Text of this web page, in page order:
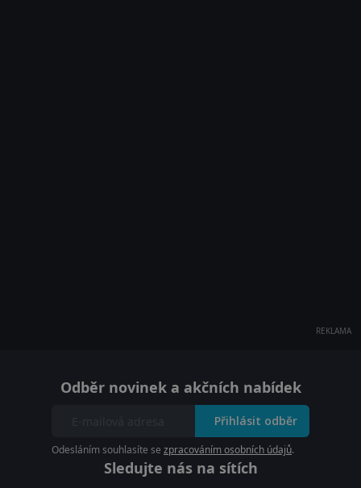
REKLAMA
Odběr novinek a akčních nabídek
Přihlásit odběr
Odesláním souhlasíte se zpracováním osobních údajů.
Sledujte nás na sítích